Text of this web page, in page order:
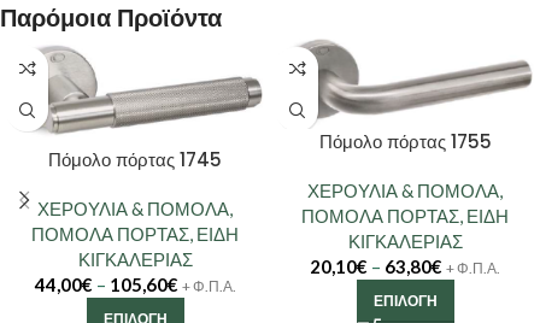
Παρόμοια Προϊόντα
Πόμολο πόρτας 1745
ΧΕΡΟΥΛΙΑ & ΠΟΜΟΛΑ,
ΠΟΜΟΛΑ ΠΟΡΤΑΣ, ΕΙΔΗ
ΚΙΓΚΑΛΕΡΙΑΣ
44,00€ – 105,60€ + Φ.Π.Α.
ΕΠΙΛΟΓΉ
Πόμολο πόρτας 1755
ΧΕΡΟΥΛΙΑ & ΠΟΜΟΛΑ,
ΠΟΜΟΛΑ ΠΟΡΤΑΣ, ΕΙΔΗ
ΚΙΓΚΑΛΕΡΙΑΣ
20,10€ – 63,80€ + Φ.Π.Α.
ΕΠΙΛΟΓΉ